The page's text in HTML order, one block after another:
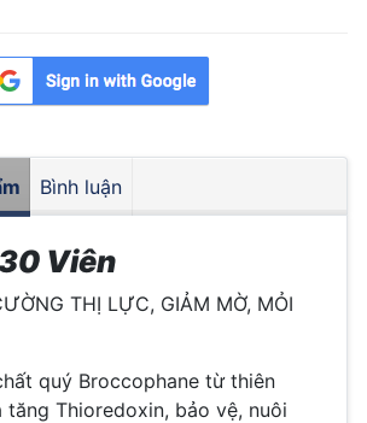
Bình luận
Viên
THỊ LỰC, GIẢM MỜ, MỎI
quý Broccophane từ thiên
tăng Thioredoxin, bảo vệ, nuôi